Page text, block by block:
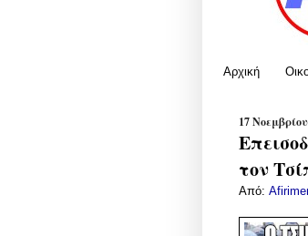
Αρχική
17
τον
Από: